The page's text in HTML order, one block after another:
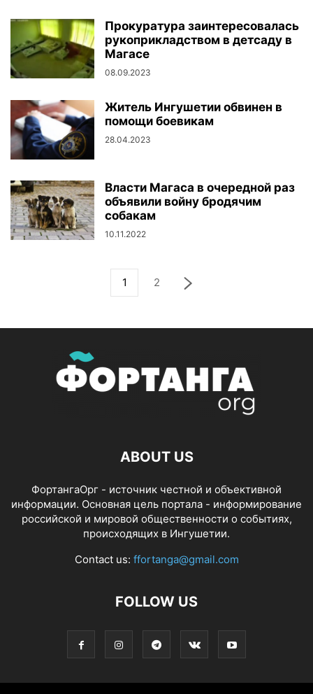
Прокуратура заинтересовалась
рукоприкладством в детсаду в
Магасе
08.09.2023
Житель Ингушетии обвинен в
помощи боевикам
28.04.2023
Власти Магаса в очередной раз
объявили войну бродячим
собакам
10.11.2022
1 2
ABOUT US
ФортангаОрг - источник честной и объективной
информации. Основная цель портала - информирование
российской и мировой общественности о событиях,
происходящих в Ингушетии.
Contact us: ffortanga@gmail.com
FOLLOW US